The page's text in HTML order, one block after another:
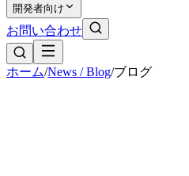
開発者向け
お問い合わせ
ホーム/News / Blog/ブログ